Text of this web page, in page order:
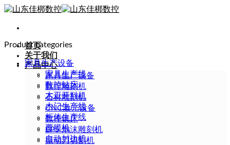
Skip
content
首页
关于我们
产品中心
家具生产设备
数控雕刻机
石材雕刻机
CNC激光设备
数控铣床
EPS 泡沫雕刻机
振动刀切割机
Product categories
家具生产设备
家具生产线
数控钻床
木工开料机
木门生产线
柜体生产线
覆膜机
自动封边机